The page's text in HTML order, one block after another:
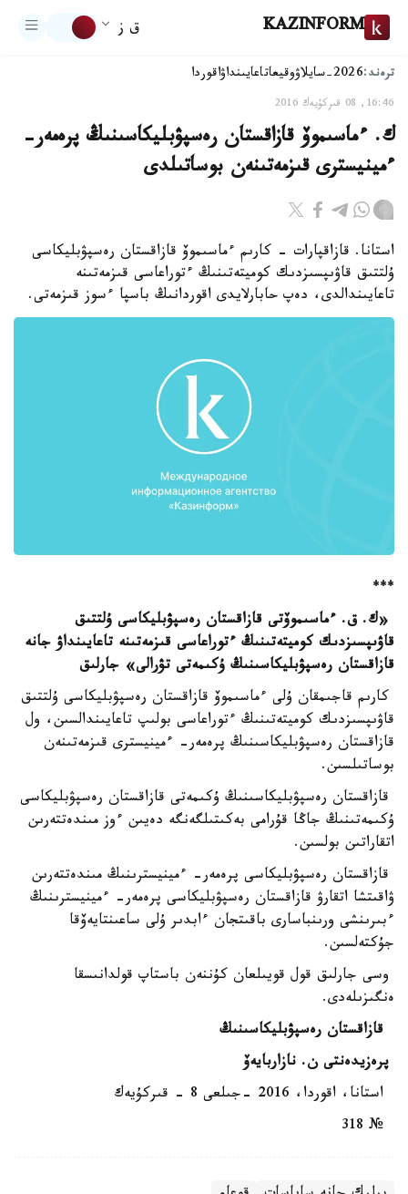
KAZINFORM ق ز
ترەند:2026-سايلاۋ وقيعاتاعايىنداۋاقوردا
16:46, 08 قىركۇيەك 2016
ك. ءماسىموۆ قازاقستان رەسپۋبليكاسىنىڭ پرەمەر-
ءمينيسترى قىزمەتىنەن بوساتىلدى
استانا. قازاقپارات - كارىم ءماسىموۆ قازاقستان رەسپۋبليكاسى
ۇلتتىق قاۋىپسىزدىك كوميتەتىنىڭ ءتوراعاسى قىزمەتىنە
تاعايىندالدى، دەپ حابارلايدى اقوردانىڭ باسپا ءسوز قىزمەتى.
***
«ك. ق. ءماسىموۆتى قازاقستان رەسپۋبليكاسى ۇلتتىق
قاۋىپسىزدىك كوميتەتىنىڭ ءتوراعاسى قىزمەتىنە تاعايىنداۋ جانە
قازاقستان رەسپۋبليكاسىنىڭ ۇكىمەتى تۋرالى» جارلىق
كارىم قاجىمقان ۇلى ءماسىموۆ قازاقستان رەسپۋبليكاسى ۇلتتىق
قاۋىپسىزدىك كوميتەتىنىڭ ءتوراعاسى بولىپ تاعايىندالسىن، ول
قازاقستان رەسپۋبليكاسىنىڭ پرەمەر- ءمينيسترى قىزمەتىنەن
بوساتىلسىن.
قازاقستان رەسپۋبليكاسىنىڭ ۇكىمەتى قازاقستان رەسپۋبليكاسى
ۇكىمەتىنىڭ جاڭا قۇرامى بەكىتىلگەنگە دەيىن ءوز مىندەتتەرىن
اتقاراتىن بولسىن.
قازاقستان رەسپۋبليكاسى پرەمەر- ءمينيسترىنىڭ مىندەتتەرىن
ۋاقىتشا اتقارۋ قازاقستان رەسپۋبليكاسى پرەمەر- ءمينيسترىنىڭ
ءبىرىنشى ورىنباسارى باقىتجان ءابدىر ۇلى ساعىنتايەۆقا
جۇكتەلسىن.
وسى جارلىق قول قويىلعان كۇننەن باستاپ قولدانىسقا
ەنگىزىلەدى.
قازاقستان رەسپۋبليكاسىنىڭ
پرەزيدەنتى ن. نازاربايەۆ
استانا، اقوردا، 2016 -جىلعى 8 - قىركۇيەك
№ 318